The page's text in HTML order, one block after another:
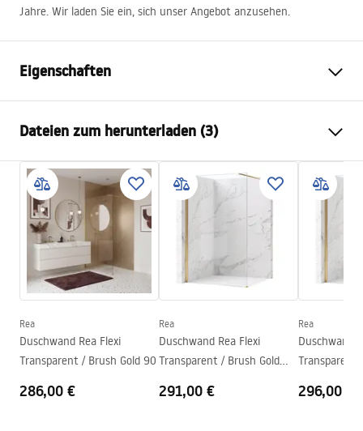
Jahre. Wir laden Sie ein, sich unser Angebot anzusehen.
Eigenschaften
Material
Messing, ABS
Armaturtyp
Einhebel
Montageart
Aufputz
Höhenverstellung
Mindesthöhe
Maximalhöhe
mm
Wannenauslauf
Druckregelung
Anti-Calc System
Ja
Anschlussmaß
150mm
Dateien zum herunterladen (3)
Sicherheitsinformationen
Safety_Information_Shower_set.pdf
Garantiebedingungen
Warranty_Terms_and_Conditions_Faucets_-_5.pdf
Rea
Duschwand Rea Flexi
Transparent / Brush Gold 90
286,00 €
Rea
Duschwand Rea Flexi
Transparent / Brush Gold
291,00 €
Rea
Duschwand
Transparent
296,00 €